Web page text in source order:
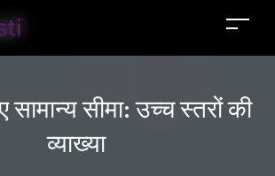
सीमा: उच्च स्तरों की
व्याख्या